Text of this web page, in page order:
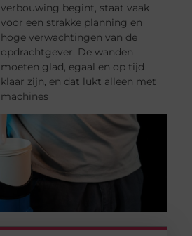
verbouwing begint, staat vaak
voor een strakke planning en
hoge verwachtingen van de
opdrachtgever. De wanden
moeten glad, egaal en op tijd
klaar zijn, en dat lukt alleen met
machines